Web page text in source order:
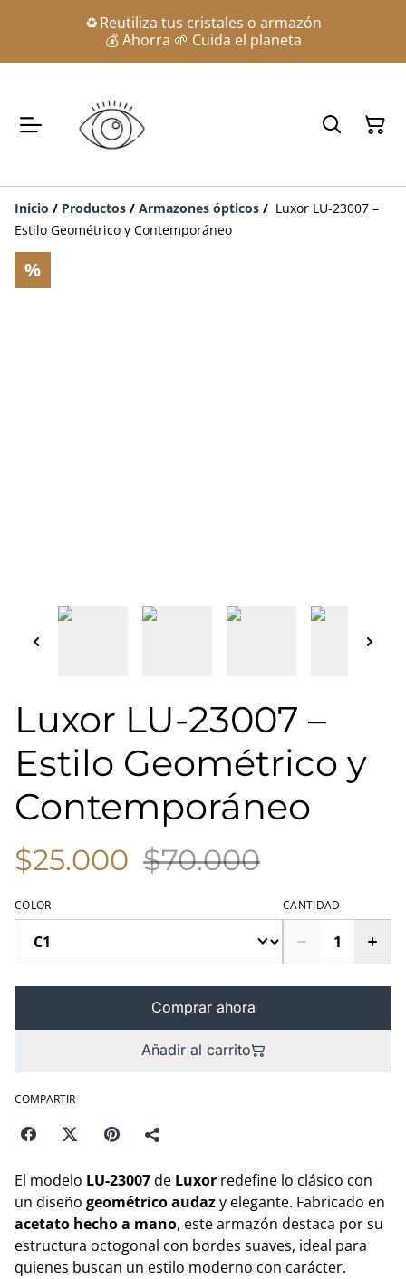
♻️ Reutiliza tus cristales o armazón
💰 Ahorra 🌱 Cuida el planeta
Inicio / Productos / Armazones ópticos / Luxor LU-23007 –
Estilo Geométrico y Contemporáneo
%
Luxor LU-23007 –
Estilo Geométrico y
Contemporáneo
$25.000 $70.000
COLOR CANTIDAD
Comprar ahora
Añadir al carrito
COMPARTIR
El modelo LU-23007de Luxor redefine lo clásico con
un diseño geométrico audazy elegante. Fabricado en
acetato hecho a mano, este armazón destaca por su
estructura octogonal con bordes suaves, ideal para
quienes buscan un estilo moderno con carácter.